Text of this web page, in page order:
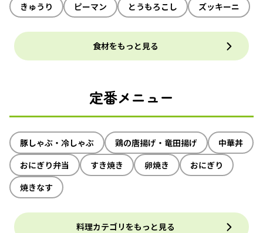
きゅうり
ピーマン とうもろこし ズッキーニ
食材をもっと見る
定番メニュー
豚しゃぶ・冷しゃぶ 鶏の唐揚げ・竜田揚げ
中華丼
おにぎり弁当
すき焼き 卵焼き
おにぎり
焼きなす
料理カテゴリをもっと見る